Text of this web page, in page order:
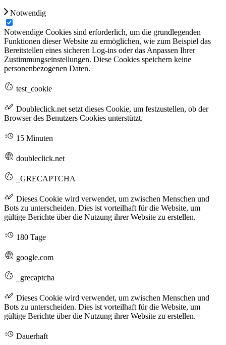
Notwendig
Notwendige Cookies sind erforderlich, um die grundlegenden
Funktionen dieser Website zu ermöglichen, wie zum Beispiel das
Bereitstellen eines sicheren Log-ins oder das Anpassen Ihrer
Zustimmungseinstellungen. Diese Cookies speichern keine
personenbezogenen Daten.
test_cookie
Doubleclick.net setzt dieses Cookie, um festzustellen, ob der
Browser des Benutzers Cookies unterstützt.
15 Minuten
doubleclick.net
_GRECAPTCHA
Dieses Cookie wird verwendet, um zwischen Menschen und
Bots zu unterscheiden. Dies ist vorteilhaft für die Website, um
gültige Berichte über die Nutzung ihrer Website zu erstellen.
180 Tage
google.com
_grecaptcha
Dieses Cookie wird verwendet, um zwischen Menschen und
Bots zu unterscheiden. Dies ist vorteilhaft für die Website, um
gültige Berichte über die Nutzung ihrer Website zu erstellen.
Dauerhaft